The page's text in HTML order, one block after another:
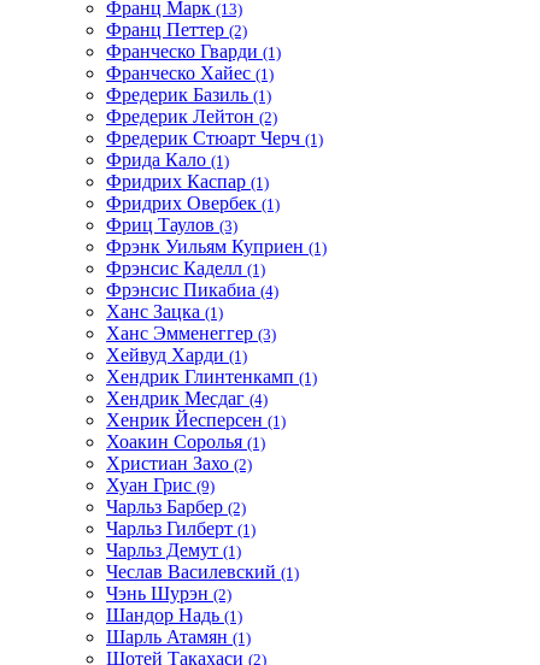
Франц Марк (13)
Франц Петтер (2)
Франческо Гварди (1)
Франческо Хайес (1)
Фредерик Базиль (1)
Фредерик Лейтон (2)
Фредерик Стюарт Черч (1)
Фрида Кало (1)
Фридрих Каспар (1)
Фридрих Овербек (1)
Фриц Таулов (3)
Фрэнк Уильям Куприен (1)
Фрэнсис Каделл (1)
Фрэнсис Пикабиа (4)
Ханс Зацка (1)
Ханс Эмменеггер (3)
Хейвуд Харди (1)
Хендрик Глинтенкамп (1)
Хендрик Месдаг (4)
Хенрик Йесперсен (1)
Хоакин Соролья (1)
Христиан Захо (2)
Хуан Грис (9)
Чарльз Барбер (2)
Чарльз Гилберт (1)
Чарльз Демут (1)
Чеслав Василевский (1)
Чэнь Шурэн (2)
Шандор Надь (1)
Шарль Атамян (1)
Шотей Такахаси (2)